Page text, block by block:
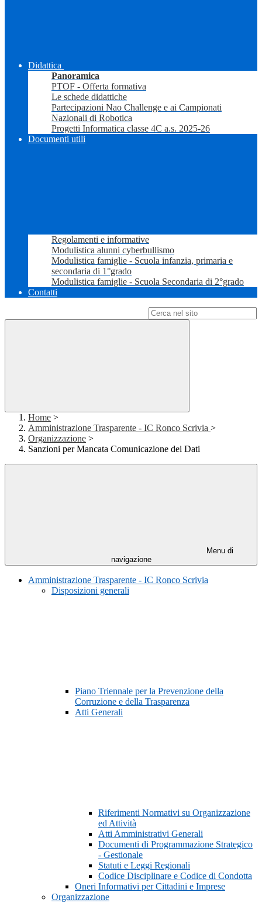
Didattica
Panoramica
PTOF - Offerta formativa
Le schede didattiche
Partecipazioni Nao Challenge e ai Campionati
Nazionali di Robotica
Progetti Informatica classe 4C a.s. 2025-26
Documenti utili
Regolamenti e informative
Modulistica alunni cyberbullismo
Modulistica famiglie - Scuola infanzia, primaria e
secondaria di 1°grado
Modulistica famiglie - Scuola Secondaria di 2°grado
Contatti
Home >
Amministrazione Trasparente - IC Ronco Scrivia >
Organizzazione >
Sanzioni per Mancata Comunicazione dei Dati
Menu di
navigazione
Amministrazione Trasparente - IC Ronco Scrivia
Disposizioni generali
Piano Triennale per la Prevenzione della
Corruzione e della Trasparenza
Atti Generali
Riferimenti Normativi su Organizzazione
ed Attività
Atti Amministrativi Generali
Documenti di Programmazione Strategico
- Gestionale
Statuti e Leggi Regionali
Codice Disciplinare e Codice di Condotta
Oneri Informativi per Cittadini e Imprese
Organizzazione